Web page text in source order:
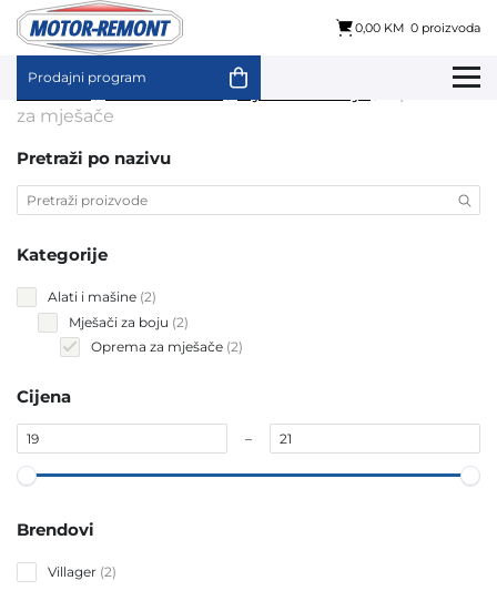
content
0,00 KM 0 proizvoda
Prodajni program
Početna Alati i mašine /Mješači za boju
/ Oprema
za mješače
Pretraži po nazivu
Kategorije
Alati i mašine 22
Mješači za boju 22
products
Oprema za mješače 22
Cijena
–
Brendovi
Villager 22